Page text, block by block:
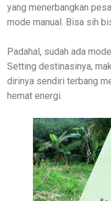
yang menerbangkan
mode manual. Bisa sih
Padahal, sudah ada
Setting destinasinya,
dirinya sendiri terbang
hemat energi.